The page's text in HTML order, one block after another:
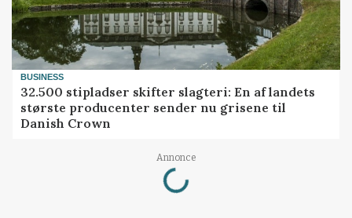
BUSINESS
32.500 stipladser skifter slagteri: En af landets
største producenter sender nu grisene til
Danish Crown
Annonce
Loading...